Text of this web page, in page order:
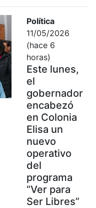
Política
11/05/2026
(hace 6
horas)
Este lunes,
el
gobernador
encabezó
en Colonia
Elisa un
nuevo
operativo
del
programa
“Ver para
Ser Libres”